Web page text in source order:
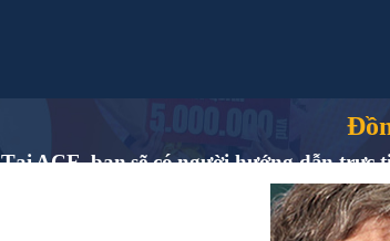
Tại ACE, bạn sẽ có người hướng dẫn trực